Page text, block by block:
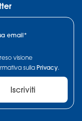
visione
sulla Privacy.
Iscriviti